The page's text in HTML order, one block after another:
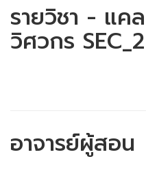
รายวิชา - แค
วิศวกร SEC_2
อาจารย์ผู้สอน